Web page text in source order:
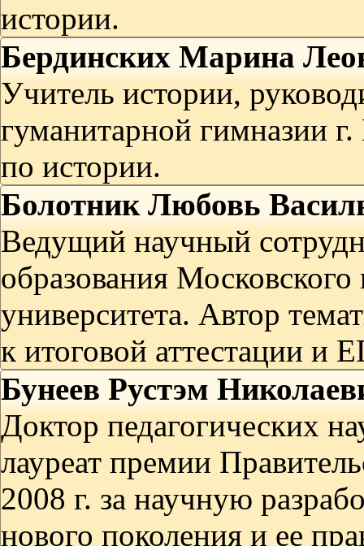
истории.
Бердинских Марина
Учитель истории,
гуманитарной гимназии
по истории.
Болотник Любовь
Ведущий научный
образования Московского
университета. Автор
к итоговой аттестации и
Бунеев Рустэм
Доктор педагогических
лауреат премии
2008 г. за научную
нового поколения и ее